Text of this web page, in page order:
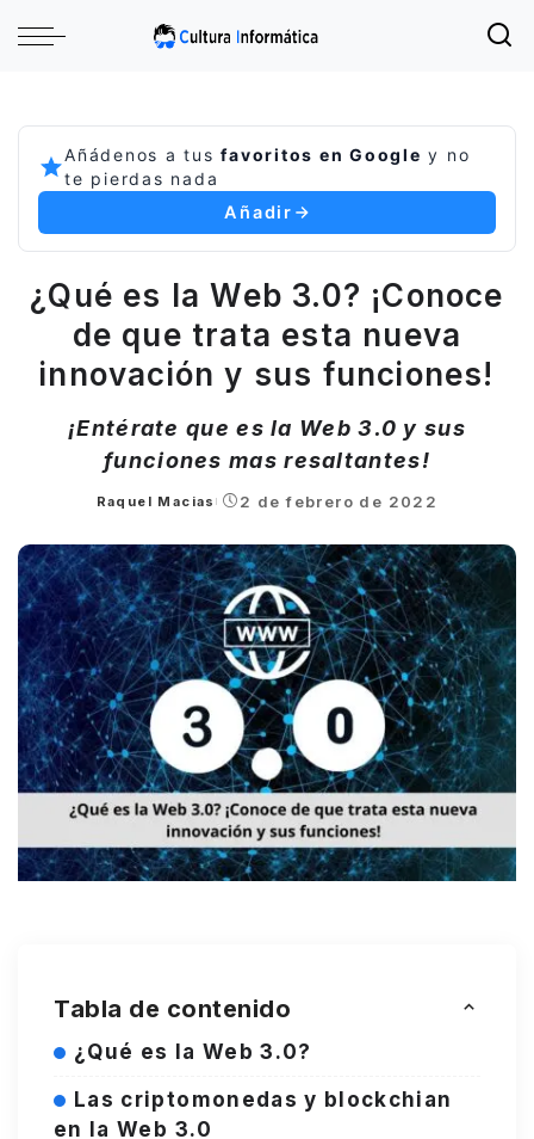
Añádenos a tusfavoritos en Google y no
te pierdas nada
Añadir
¿Qué es la Web 3.0? ¡Conoce
de que trata esta nueva
innovación y sus funciones!
¡Entérate que es la Web 3.0 y sus
funciones mas resaltantes!
Posted
Raquel Macias 2 de febrero de 2022
Tabla de contenido
¿Qué es la Web 3.0?
Las criptomonedas y blockchian
en la Web 3.0